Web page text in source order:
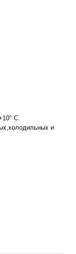
С.
,холодильных и
от чрезмерно